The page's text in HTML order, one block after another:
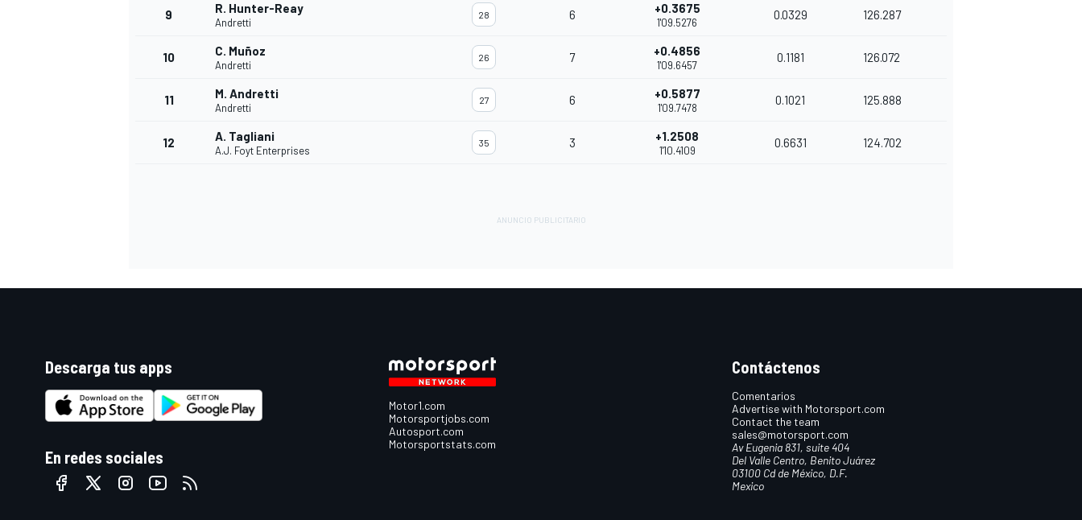
9 R. Hunter-Reay
Andretti
28 6 +0.3675
1'09.5276
0.0329 126.287
10 C. Muñoz
Andretti
26 7 +0.4856
1'09.6457
0.1181 126.072
11 M. Andretti
Andretti
27 6 +0.5877
1'09.7478
0.1021 125.888
12 A. Tagliani
A.J. Foyt Enterprises
35 3 +1.2508
1'10.4109
0.6631 124.702
Descarga tus apps
En redes sociales
Motor1.com
Motorsportjobs.com
Autosport.com
Motorsportstats.com
Contáctenos
Comentarios
Advertise with Motorsport.com
Contact the team
sales@motorsport.com
Av Eugenia 831, suite 404
Del Valle Centro, Benito Juárez
03100 Cd de México, D.F.
Mexico